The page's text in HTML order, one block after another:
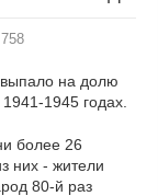
758
на долю
1945 годах.
более 26
них - жители
80-й раз